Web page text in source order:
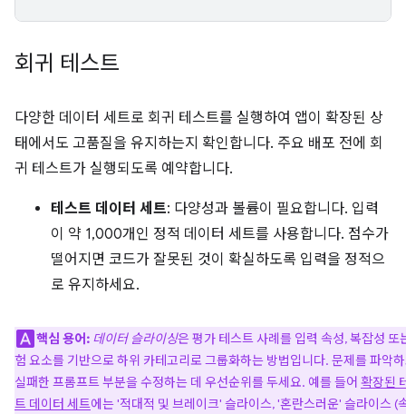
회귀 테스트
다양한 데이터 세트로 회귀 테스트를 실행하여 앱이 확장된 상
태에서도 고품질을 유지하는지 확인합니다. 주요 배포 전에 회
귀 테스트가 실행되도록 예약합니다.
테스트 데이터 세트: 다양성과 볼륨이 필요합니다. 입력
이 약 1,000개인 정적 데이터 세트를 사용합니다. 점수가
떨어지면 코드가 잘못된 것이 확실하도록 입력을 정적으
로 유지하세요.
핵심 용어: 데이터 슬라이싱은 평가 테스트 사례를 입력 속성, 복잡성 또
험 요소를 기반으로 하위 카테고리로 그룹화하는 방법입니다. 문제를 파악
실패한 프롬프트 부분을 수정하는 데 우선순위를 두세요. 예를 들어 확장된
트 데이터 세트에는 '적대적 및 브레이크' 슬라이스, '혼란스러운' 슬라이스 (